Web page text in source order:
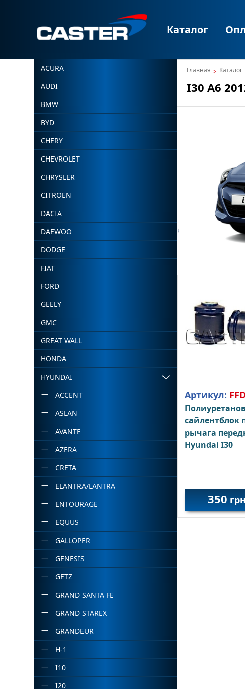
Каталог
ACURA
AUDI
BMW
BYD
CHERY
CHEVROLET
CHRYSLER
CITROEN
DACIA
DAEWOO
DODGE
FIAT
FORD
GEELY
GMC
GREAT WALL
HONDA
HYUNDAI
ACCENT
ASLAN
AVANTE
AZERA
CRETA
ELANTRA/LANTRA
ENTOURAGE
EQUUS
GALLOPER
GENESIS
GETZ
GRAND SANTA FE
GRAND STAREX
GRANDEUR
H-1
I10
I20
Главная Каталог
I30 A6
Артикул:
сайлентблок
рычага
Hyundai I30
350